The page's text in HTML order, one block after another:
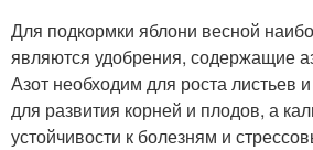
Для подкормки яблони весной
являются удобрения, содержащие
Азот необходим для роста листьев
для развития корней и плодов, а
устойчивости к болезням и